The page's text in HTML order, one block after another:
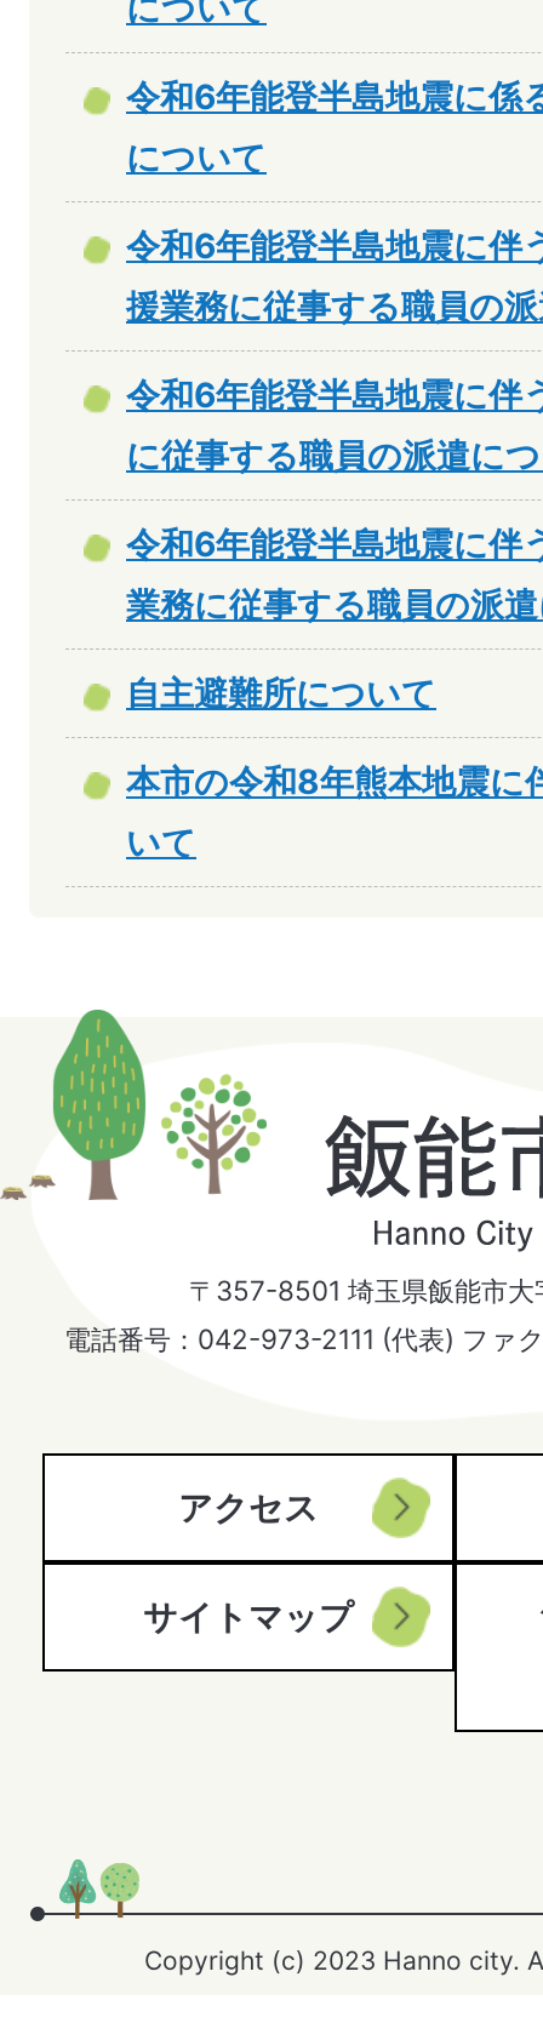
令和6年能登半島地震に係
について
令和6年能登半島地震に伴
援業務に従事する職員の
令和6年能登半島地震に伴
に従事する職員の派遣に
令和6年能登半島地震に伴
業務に従事する職員の派
自主避難所について
本市の令和8年熊本地震に
いて
飯
能
Hanno
〒357-8501 埼玉県飯能市大
電話番号：042-973-2111 (代表) ファ
アクセス
サイトマップ
Copyright (c) 2023 Hanno city.